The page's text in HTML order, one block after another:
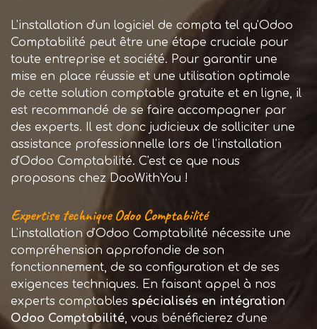
L'installation d'un logiciel de compta tel qu'Odoo
Comptabilité peut être une étape cruciale pour
toute entreprise et société. Pour garantir une
mise en place réussie et une utilisation optimale
de cette solution comptable gratuite et en ligne, il
est recommandé de se faire accompagner par
des experts. Il est donc judicieux de solliciter une
assistance professionnelle lors de l'installation
d'Odoo Comptabilité. C'est ce que nous
proposons chez DooWithYou !
Expertise technique Odoo Comptabilité
L'installation d'Odoo Comptabilité nécessite une
compréhension approfondie de son
fonctionnement, de sa configuration et de ses
exigences techniques. En faisant appel à nos
experts comptables spécialisés en intégration
Odoo Comptabilité, vous bénéficierez d'une